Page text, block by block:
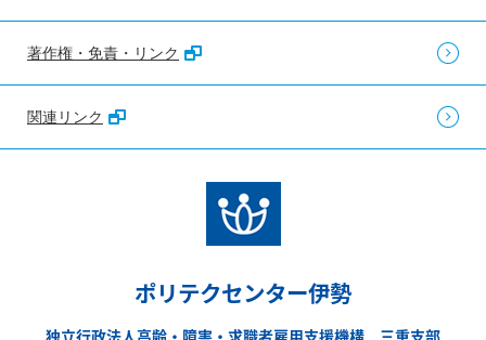
著作権・免責・リンク
関連リンク
ポリテクセンター伊勢